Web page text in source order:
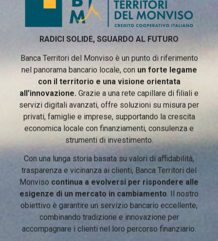
RADICI SOLIDE, SGUARDO AL FUTURO
Banca Territori del Monviso è un punto di riferimento
nel panorama bancario locale, con
un forte legame
con il territorio e una visione orientata
all’innovazione.
Grazie a una rete capillare di filiali e
servizi digitali avanzati, offre soluzioni su misura per
privati, famiglie e imprese, supportando la crescita
economica locale con finanziamenti, consulenza e
strumenti di investimento.
Con una lunga storia basata su valori di affidabilità,
trasparenza e vicinanza ai clienti, Banca Territori del
Monviso
continua a evolversi per rispondere alle
esigenze di un mercato in cambiamento
. Il nostro
obiettivo è garantire un servizio bancario eccellente,
combinando tradizione e innovazione per
accompagnare i clienti nel loro percorso finanziario.